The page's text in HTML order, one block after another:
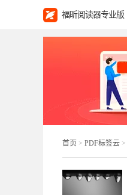
福昕阅读器专业版
首页 > PDF标签云 >